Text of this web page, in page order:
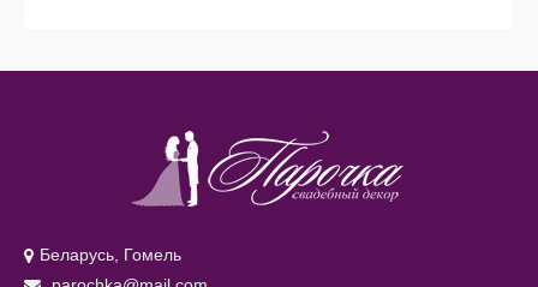
Беларусь, Гомель